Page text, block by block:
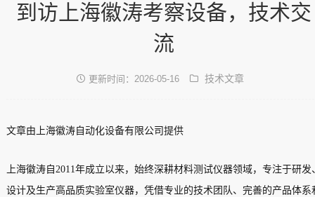
到访上海徽涛考察设备，技术交
流
更新时间：2026-05-16 技术文章
文章由上海徽涛自动化设备有限公司提供
上海徽涛自2011年成立以来，始终深耕材料测试仪器领域，专注于研发
设计及生产高品质实验室仪器，凭借专业的技术团队、完善的产品体系